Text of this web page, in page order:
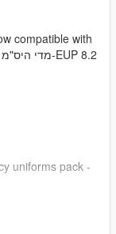
compatible with
uniforms pack -